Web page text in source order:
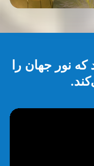
که نور جهان را